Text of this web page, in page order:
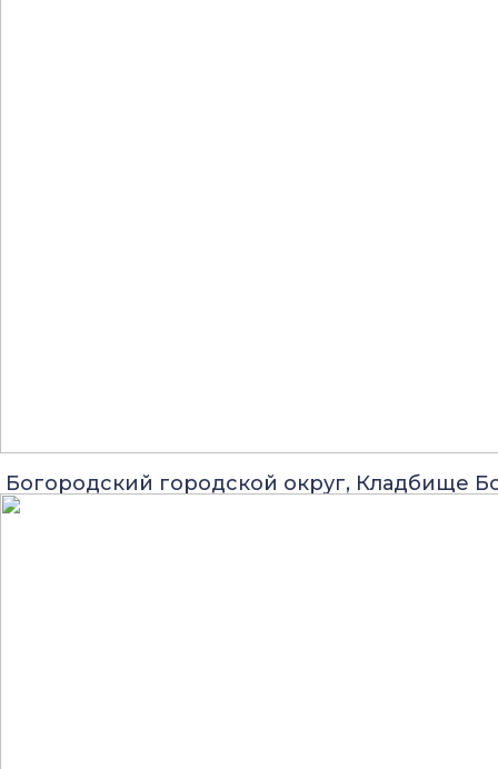
Богородский городской округ, Кладбище